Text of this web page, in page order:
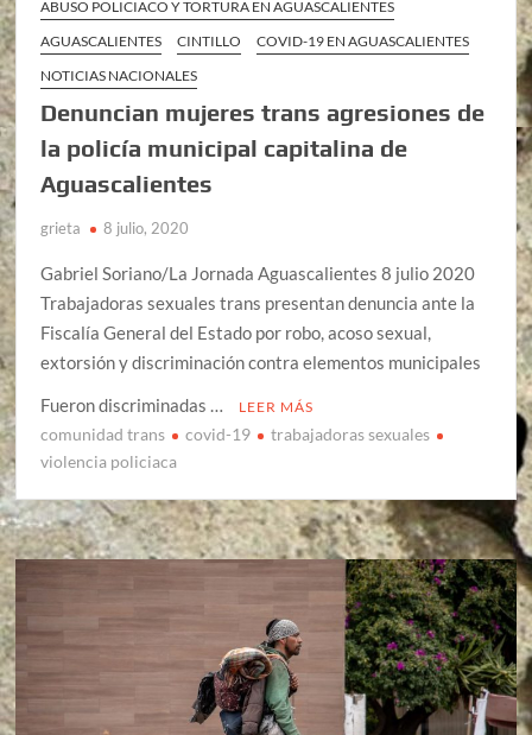
ABUSO POLICIACO Y TORTURA EN AGUASCALIENTES
AGUASCALIENTES
CINTILLO
COVID-19 EN AGUASCALIENTES
NOTICIAS NACIONALES
Denuncian mujeres trans agresiones de
la policía municipal capitalina de
Aguascalientes
grieta 8 julio, 2020
Gabriel Soriano/La Jornada Aguascalientes 8 julio 2020
Trabajadoras sexuales trans presentan denuncia ante la
Fiscalía General del Estado por robo, acoso sexual,
extorsión y discriminación contra elementos municipales
Fueron discriminadas …
LEER MÁS
comunidad trans covid-19
trabajadoras sexuales
violencia policiaca